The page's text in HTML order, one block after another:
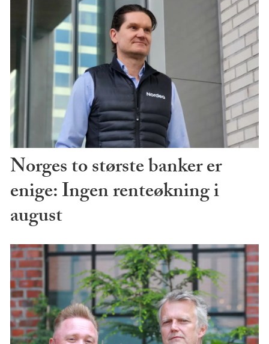
Norges to største banker er
enige: Ingen renteøkning i
august